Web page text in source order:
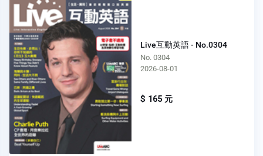
Live互動英語 - No.0304
No. 0304
2026-08-01
$ 165 元